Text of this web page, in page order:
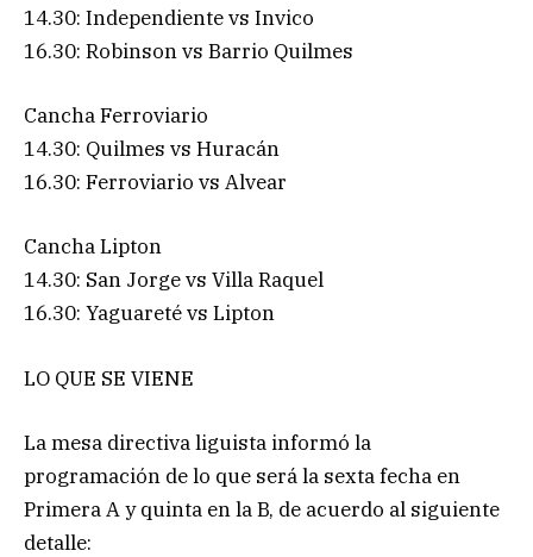
14.30: Independiente vs Invico
16.30: Robinson vs Barrio Quilmes
Cancha Ferroviario
14.30: Quilmes vs Huracán
16.30: Ferroviario vs Alvear
Cancha Lipton
14.30: San Jorge vs Villa Raquel
16.30: Yaguareté vs Lipton
LO QUE SE VIENE
La mesa directiva liguista informó la
programación de lo que será la sexta fecha en
Primera A y quinta en la B, de acuerdo al siguiente
detalle: